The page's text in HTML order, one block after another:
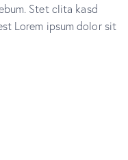
Stet clita kasd
Lorem ipsum dolor sit